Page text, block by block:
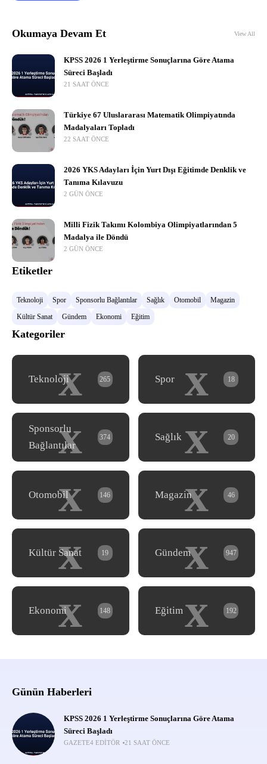
Okumaya Devam Et View All
KPSS 2026 1 Yerleştirme Sonuçlarına Göre Atama
Süreci Başladı
21 SAAT ÖNCE
Türkiye 67 Uluslararası Matematik Olimpiyatında
Madalyaları Topladı
22 SAAT ÖNCE
2026 YKS Adayları İçin Yurt Dışı Eğitimde Denklik ve
Tanıma Kılavuzu
2 GÜN ÖNCE
Milli Fizik Takımı Kolombiya Olimpiyatlarından 5
Madalya ile Döndü
2 GÜN ÖNCE
Etiketler
Teknoloji Spor Sponsorlu Bağlantılar Sağlık Otomobil
Magazin
Kültür Sanat
Gündem Ekonomi Eğitim
Kategoriler
x
Teknoloji 265 x
Spor 18
x
Sponsorlu
Bağlantılar
374 x
Sağlık 20
x
Otomobil 146 x
Magazin 46
x
Kültür Sanat 19 x
Gündem 947
x
Ekonomi 148 x
Eğitim 192
Günün Haberleri
KPSS 2026 1 Yerleştirme Sonuçlarına Göre Atama
Süreci Başladı
GAZETE4 EDITÖR 21 SAAT ÖNCE